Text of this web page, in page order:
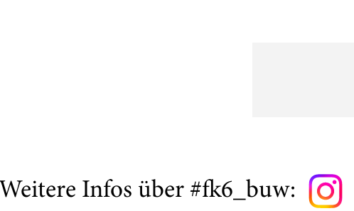
Weitere Infos über #fk6_buw: